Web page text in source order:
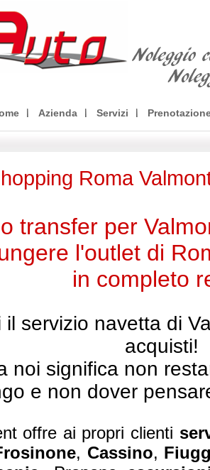
Azienda Servizi
Roma
transfer per
l'outlet di
in completo
il servizio navetta di
acquisti!
noi significa non
e non dover
offre ai propri clienti
, Cassino,